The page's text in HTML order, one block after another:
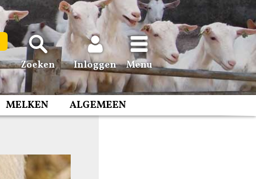
Zoeken Inloggen Menu
MELKEN ALGEMEEN